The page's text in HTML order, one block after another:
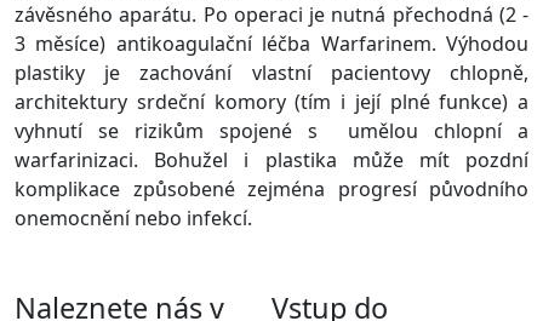
závěsného aparátu. Po operaci je nutná přechodná (2 -
3 měsíce) antikoagulační léčba Warfarinem. Výhodou
plastiky je zachování vlastní pacientovy chlopně,
architektury srdeční komory (tím i její plné funkce) a
vyhnutí se rizikům spojené s umělou chlopní a
warfarinizaci. Bohužel i plastika může mít pozdní
komplikace způsobené zejména progresí původního
onemocnění nebo infekcí.
Naleznete nás v Vstup do